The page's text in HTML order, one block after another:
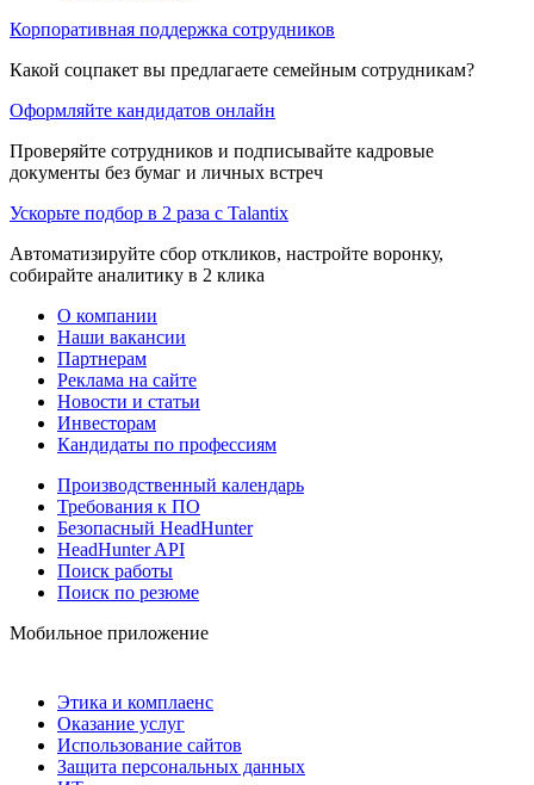
Корпоративная поддержка сотрудников
Какой соцпакет вы предлагаете семейным сотрудникам?
Оформляйте кандидатов онлайн
Проверяйте сотрудников и подписывайте кадровые
документы без бумаг и личных встреч
Ускорьте подбор в 2 раза с Talantix
Автоматизируйте сбор откликов, настройте воронку,
собирайте аналитику в 2 клика
О компании
Наши вакансии
Партнерам
Реклама на сайте
Новости и статьи
Инвесторам
Кандидаты по профессиям
Производственный календарь
Требования к ПО
Безопасный HeadHunter
HeadHunter API
Поиск работы
Поиск по резюме
Мобильное приложение
Этика и комплаенс
Оказание услуг
Использование сайтов
Защита персональных данных